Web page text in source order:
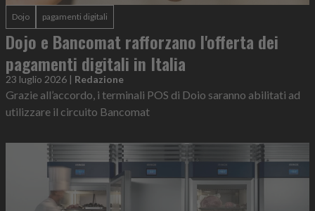
Dojo pagamenti digitali
Dojo e Bancomat rafforzano l'offerta dei
pagamenti digitali in Italia
23 luglio 2026 | Redazione
Grazie all’accordo, i terminali POS di Doio saranno abilitati ad
utilizzare il circuito Bancomat